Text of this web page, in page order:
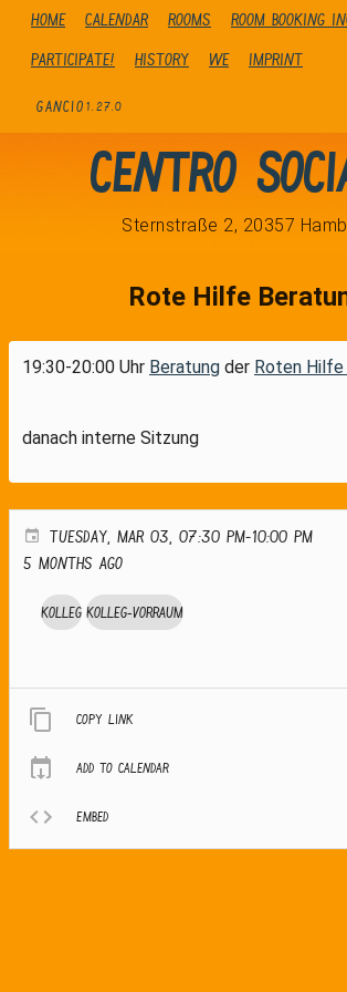
Home Calendar Rooms
Room booking
Participate!
history We Imprint
GANCIO 1.27.0
Centro
Sternstraße 2, 20357
Rote Hilfe
19:30-20:00 Uhr Beratung der Roten Hilfe
danach interne Sitzung
TUESDAY, MAR 03, 07:30 PM-10:00 PM
5 months ago
Kolleg Kolleg-Vorraum
Copy link
Add to calendar
Embed